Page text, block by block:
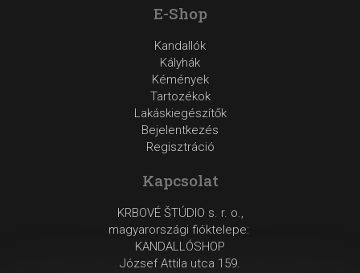
E-Shop
Kandallók
Kályhák
Kémények
Tartozékok
Lakáskiegészítők
Bejelentkezés
Regisztráció
Kapcsolat
KRBOVÉ ŠTÚDIO s. r. o.,
magyarországi fióktelepe:
KANDALLÓSHOP
József Attila utca 159.